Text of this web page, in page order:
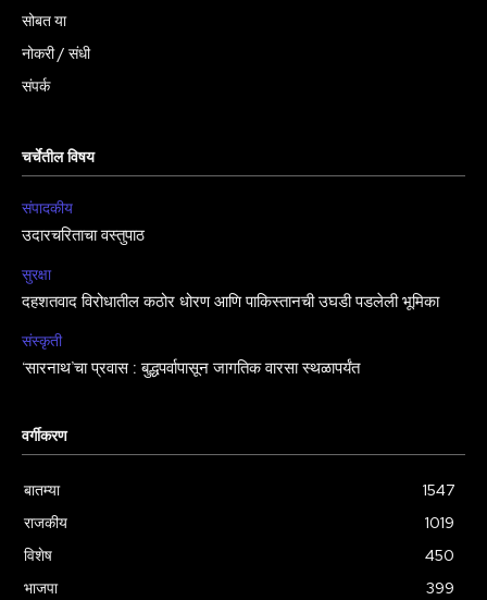
सोबत या
नोकरी / संधी
संपर्क
चर्चेतील विषय
संपादकीय
उदारचरिताचा वस्तुपाठ
सुरक्षा
दहशतवाद विरोधातील कठोर धोरण आणि पाकिस्तानची उघडी पडलेली भूमिका
संस्कृती
‘सारनाथ’चा प्रवास : बुद्धपर्वापासून जागतिक वारसा स्थळापर्यंत
वर्गीकरण
बातम्या
1547
राजकीय
1019
विशेष
450
भाजपा
399